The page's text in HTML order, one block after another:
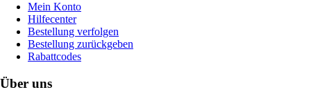
Mein Konto
Hilfecenter
Bestellung verfolgen
Bestellung zurückgeben
Rabattcodes
Über uns